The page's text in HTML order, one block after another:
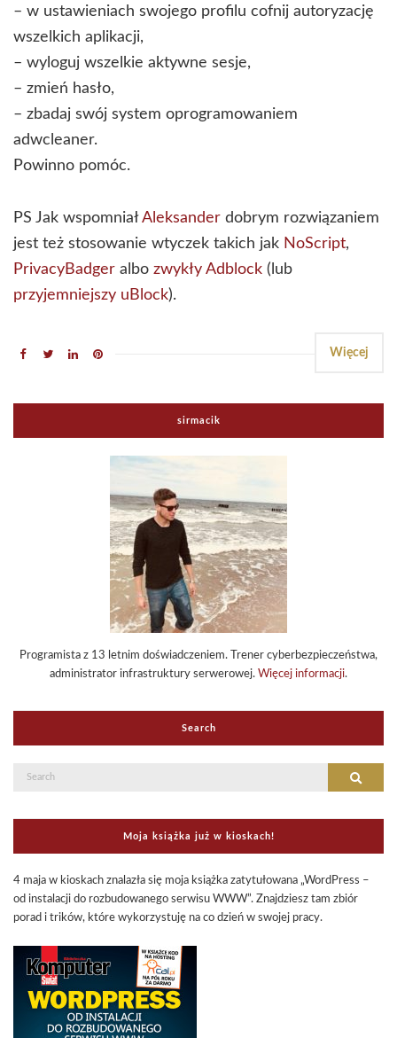
– w ustawieniach swojego profilu cofnij autoryzację
wszelkich aplikacji,
– wyloguj wszelkie aktywne sesje,
– zmień hasło,
– zbadaj swój system oprogramowaniem
adwcleaner.
Powinno pomóc.
PS Jak wspomniałAleksander dobrym rozwiązaniem
jest też stosowanie wtyczek takich jak NoScript,
PrivacyBadger albo zwykły Adblock (lub
przyjemniejszy uBlock).
Więcej
sirmacik
Programista z 13 letnim doświadczeniem. Trener cyberbezpieczeństwa,
administrator infrastruktury serwerowej. Więcej informacji.
Search
Search
Moja książka już w kioskach!
4 maja w kioskach znalazła się moja książka zatytułowana „WordPress –
od instalacji do rozbudowanego serwisu WWW”. Znajdziesz tam zbiór
porad i trików, które wykorzystuję na co dzień w swojej pracy.